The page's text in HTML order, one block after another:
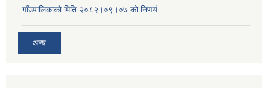
गाँउपालिकाको मिति २०८२।०९।०७ को निणर्य
अन्य